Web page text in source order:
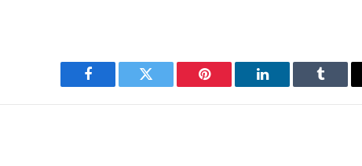
Facebook Twitter Pinterest LinkedIn Tumblr